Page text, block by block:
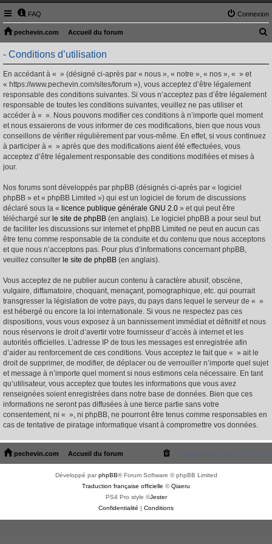
FAQ Connexion
pechevin.com Accueil du forum
- Conditions d’utilisation
En accédant à « » (désigné ci-après par « nous », « notre », « nos », « » et
« https://www.pechevin.com/sites/forum »), vous acceptez d’être légalement
responsable des conditions suivantes. Si vous n’acceptez pas d’être légalement
responsable de toutes les conditions suivantes, veuillez ne pas utiliser et
accéder à « ». Nous pouvons modifier ces conditions à n’importe quel moment
et nous essaierons de vous informer de ces modifications, bien que nous vous
conseillons de vérifier régulièrement par vous-même. En effet, si vous continuez
à participer à « » après que des modifications aient été effectuées, vous
acceptez d’être légalement responsable des conditions modifiées et mises à
jour.
Nos forums sont développés par phpBB (désignés ci-après par « logiciel
phpBB » et « phpBB Limited ») qui est un logiciel de forum de discussions
déclaré sous la « licence publique générale GNU 2.0 » et qui peut être
téléchargé sur le site de phpBB (en anglais). Le logiciel phpBB a pour seul but
de faciliter les discussions sur internet et phpBB Limited ne peut en aucun cas
être tenu comme responsable de la conduite et du contenu que nous acceptons
et que nous n’acceptons pas. Pour plus d’informations concernant phpBB,
veuillez consulter le site de phpBB (en anglais).
Vous acceptez de ne publier aucun contenu à caractère abusif, obscène,
vulgaire, diffamatoire, choquant, menaçant, pornographique, etc. qui pourrait
transgresser la législation de votre pays, du pays dans lequel le serveur de « »
est hébergé ou encore la loi internationale. Si vous ne respectez pas ces
dispositions, vous vous exposez à un bannissement immédiat et définitif et nous
nous réservons le droit d’avertir votre fournisseur d’accès à internet et les
autorités officielles. L’adresse IP de tous les messages est enregistrée afin
d’aider au renforcement de ces conditions. Vous acceptez le fait que « » ait le
droit de supprimer, de modifier, de déplacer ou de verrouiller n’importe quel sujet
et message à n’importe quel moment si nous estimons cela nécessaire. En tant
qu’utilisateur, vous acceptez que toutes les informations que vous avez
renseignées soient enregistrées dans notre base de données. Bien que ces
informations ne seront pas diffusées à une tierce partie sans votre
consentement, ni « », ni phpBB, ne pourront être tenus comme responsables en
cas de tentative de piratage informatique visant à compromettre vos données.
pechevin.com Accueil du forum Fuseau horaire sur UTC+02:00
Développé parphpBB® Forum Software © phpBB Limited
Traduction française officielle ©Qiaeru
PS4 Pro style ©Jester
Confidentialité | Conditions